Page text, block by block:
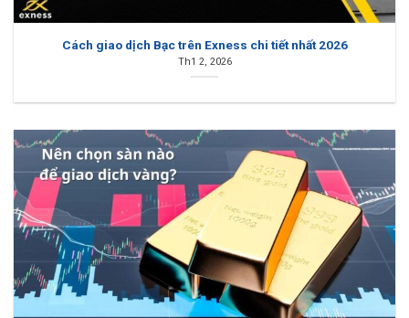
Cách giao dịch Bạc trên Exness chi tiết nhất 2026
Th1 2, 2026